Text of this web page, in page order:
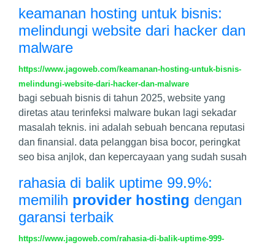
keamanan hosting untuk bisnis:
melindungi website dari hacker dan
malware
https://www.jagoweb.com/keamanan-hosting-untuk-bisnis-
melindungi-website-dari-hacker-dan-malware
bagi sebuah bisnis di tahun 2025, website yang
diretas atau terinfeksi malware bukan lagi sekadar
masalah teknis. ini adalah sebuah bencana reputasi
dan finansial. data pelanggan bisa bocor, peringkat
seo bisa anjlok, dan kepercayaan yang sudah susah
rahasia di balik uptime 99.9%:
memilih provider hosting dengan
garansi terbaik
https://www.jagoweb.com/rahasia-di-balik-uptime-999-